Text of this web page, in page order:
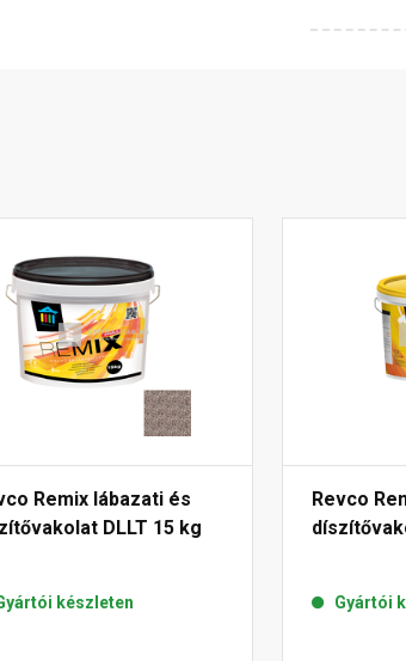
Remix lábazati és
DLLT 15 kg
készleten
Revco
Gyártói